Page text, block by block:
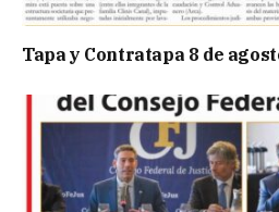
Tapa y Contratapa 8 de